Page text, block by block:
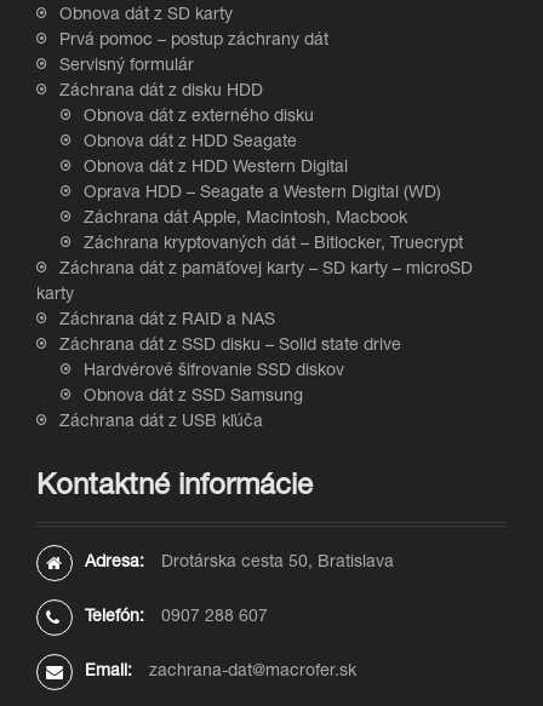
Obnova dát z SD karty
Prvá pomoc – postup záchrany dát
Servisný formulár
Záchrana dát z disku HDD
Obnova dát z externého disku
Obnova dát z HDD Seagate
Obnova dát z HDD Western Digital
Oprava HDD – Seagate a Western Digital (WD)
Záchrana dát Apple, Macintosh, Macbook
Záchrana kryptovaných dát – Bitlocker, Truecrypt
Záchrana dát z pamäťovej karty – SD karty – microSD
karty
Záchrana dát z RAID a NAS
Záchrana dát z SSD disku – Solid state drive
Hardvérové šifrovanie SSD diskov
Obnova dát z SSD Samsung
Záchrana dát z USB kľúča
Kontaktné informácie
Adresa: Drotárska cesta 50, Bratislava
Telefón: 0907 288 607
Email: zachrana-dat@macrofer.sk